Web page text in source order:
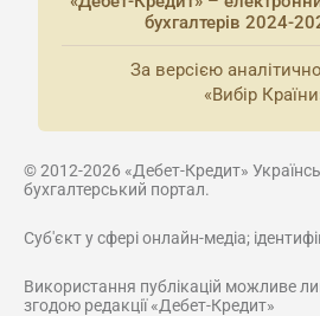
бухгалтерів 2024-
За версією
«Вибір
© 2012-2026 «Дебет-Кредит»
бухгалтерський портал.
Суб'єкт у сфері онлайн-медіа;
Використання публікацій можливе
згодою редакції «Дебет-Кредит»